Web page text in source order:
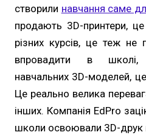
створили навчання саме
продають 3D-принтери,
різних курсів, це теж
впровадити в школі,
навчальних 3D-моделей,
Це реально велика
інших. Компанія EdPro
школи освоювали 3D-